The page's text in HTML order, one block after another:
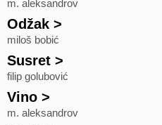
m. aleksandrov
Odžak >
miloš bobić
Susret >
filip golubović
Vino >
m. aleksandrov